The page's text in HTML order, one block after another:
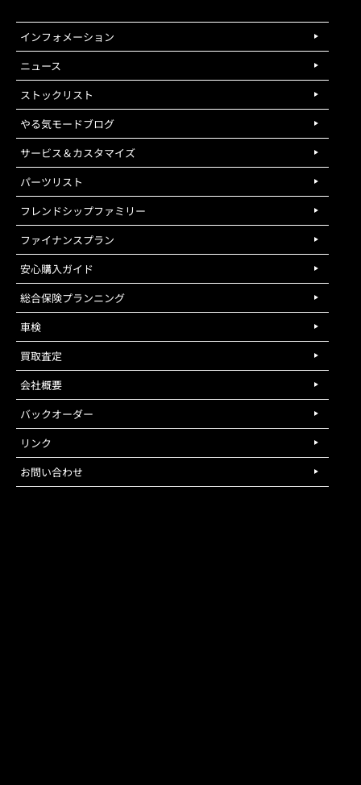
インフォメーション
ニュース
ストックリスト
やる気モードブログ
サービス＆カスタマイズ
パーツリスト
フレンドシップファミリー
ファイナンスプラン
安心購入ガイド
総合保険プランニング
車検
買取査定
会社概要
バックオーダー
リンク
お問い合わせ